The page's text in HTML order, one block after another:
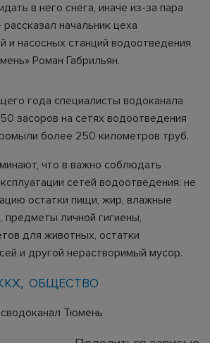
в него снега, иначе из-за пара
начальник цеха
и насосных станций водоотведения
Роман Габрильян.
года специалисты водоканала
засоров на сетях водоотведения
более 250 километров труб.
что в важно соблюдать
сетей водоотведения: не
остатки пищи, жир, влажные
предметы личной гигиены,
для животных, остатки
и другой нерастворимый мусор.
ОБЩЕСТВО
Тюмень